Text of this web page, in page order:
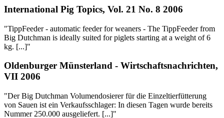
International Pig Topics, Vol. 21 No. 8 2006
"TippFeeder - automatic feeder for weaners - The TippFeeder from
Big Dutchman is ideally suited for piglets starting at a weight of 6
kg. [...]"
Oldenburger Münsterland - Wirtschaftsnachrichten,
VII 2006
"Der Big Dutchman Volumendosierer für die Einzeltierfütterung
von Sauen ist ein Verkaufsschlager: In diesen Tagen wurde bereits
Nummer 250.000 ausgeliefert. [...]"